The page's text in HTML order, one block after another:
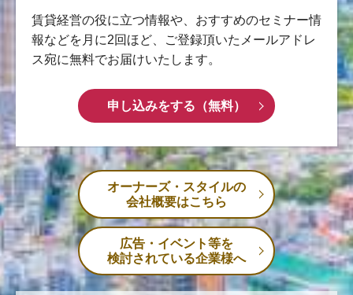
賃貸経営の役に立つ情報や、おすすめのセミナー情
報などを月に2回ほど、ご登録頂いたメールアドレ
ス宛に無料でお届けいたします。
申し込みをする（無料）
オーナーズ・スタイルの
会社概要はこちら
広告・イベント等を
検討されている企業様へ